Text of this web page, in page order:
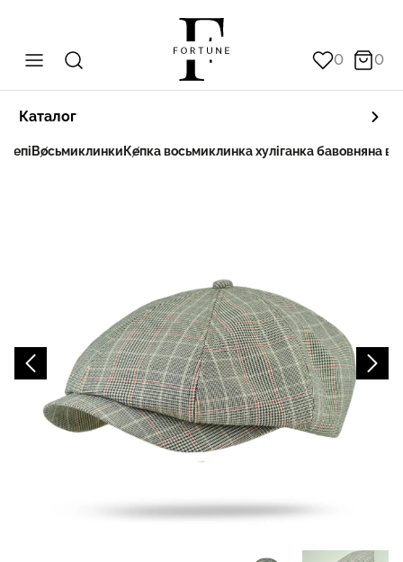
0 0
Каталог
кепі Восьмиклинки Кепка восьмиклинка хуліганка бавовняна в